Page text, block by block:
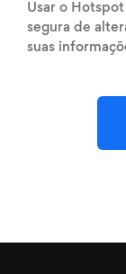
Usar o
segura de
suas